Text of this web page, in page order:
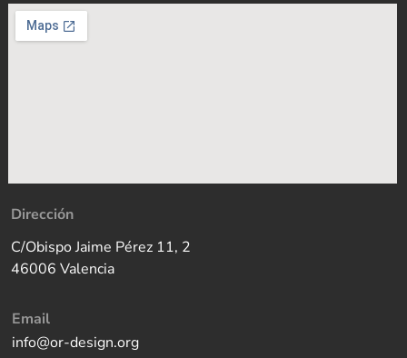
Dirección
C/Obispo Jaime Pérez 11, 2
46006 Valencia
Email
info@or-design.org